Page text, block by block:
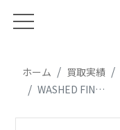
ホーム 買取実績
WASHED FINX TWILL SHIRTS / バンドカラー シャツ